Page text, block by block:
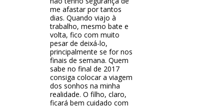
me afastar por tantos
dias. Quando viajo à
trabalho, mesmo bate e
volta, fico com muito
pesar de deixá-lo,
principalmente se for nos
finais de semana. Quem
sabe no final de 2017
consiga colocar a viagem
dos sonhos na minha
realidade. O filho, claro,
ficará bem cuidado com